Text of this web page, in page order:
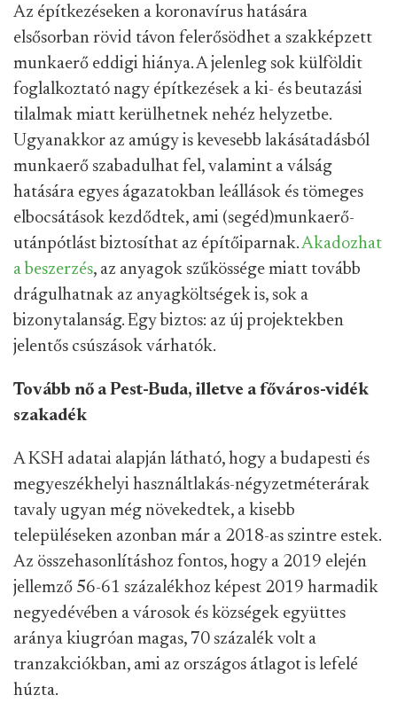
Az építkezéseken a koronavírus hatására
elsősorban rövid távon felerősödhet a szakképzett
munkaerő eddigi hiánya. A jelenleg sok külföldit
foglalkoztató nagy építkezések a ki- és beutazási
tilalmak miatt kerülhetnek nehéz helyzetbe.
Ugyanakkor az amúgy is kevesebb lakásátadásból
munkaerő szabadulhat fel, valamint a válság
hatására egyes ágazatokban leállások és tömeges
elbocsátások kezdődtek, ami (segéd)munkaerő-
utánpótlást biztosíthat az építőiparnak.Akadozhat
a beszerzés, az anyagok szűkössége miatt tovább
drágulhatnak az anyagköltségek is, sok a
bizonytalanság. Egy biztos: az új projektekben
jelentős csúszások várhatók.
Tovább nő a Pest-Buda, illetve a főváros-vidék
szakadék
A KSH adatai alapján látható, hogy a budapesti és
megyeszékhelyi használtlakás-négyzetméterárak
tavaly ugyan még növekedtek, a kisebb
településeken azonban már a 2018-as szintre estek.
Az összehasonlításhoz fontos, hogy a 2019 elején
jellemző 56-61 százalékhoz képest 2019 harmadik
negyedévében a városok és községek együttes
aránya kiugróan magas, 70 százalék volt a
tranzakciókban, ami az országos átlagot is lefelé
húzta.